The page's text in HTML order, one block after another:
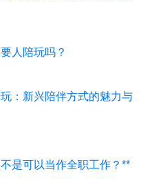
人陪玩吗？
：新兴陪伴方式的魅力与
是可以当作全职工作？**